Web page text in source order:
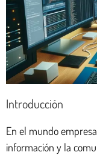
Introducción
En el mundo
información y la